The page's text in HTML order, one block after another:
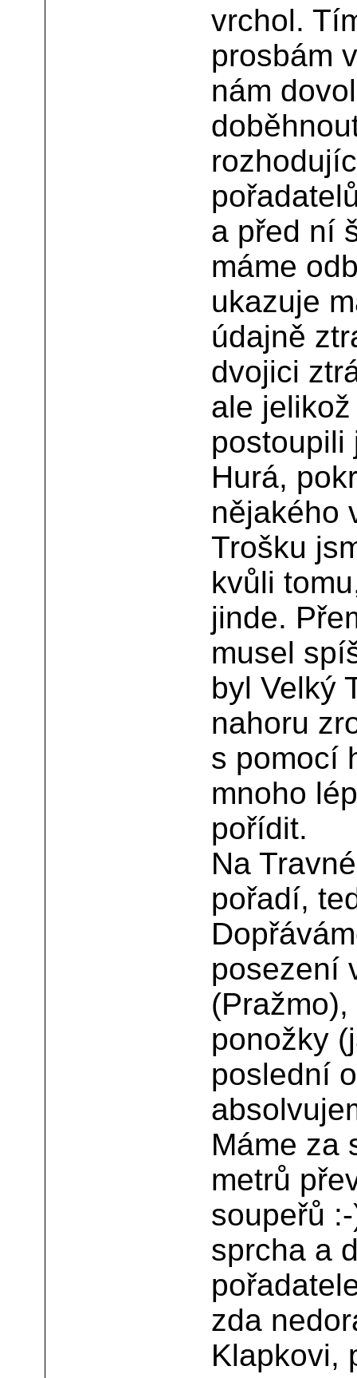
vrchol.
prosbám
nám
a před ní
máme
ukazuje
údajně
dvojici
ale
postoupili
Hurá,
nějakého
Trošku
kvůli
jinde.
musel
byl Velký
nahoru
s pomocí
mnoho
pořídit.
Na
pořadí,
posezení
ponožky
poslední
Máme za
metrů
soupeřů
sprcha a
zda
Klapkovi,